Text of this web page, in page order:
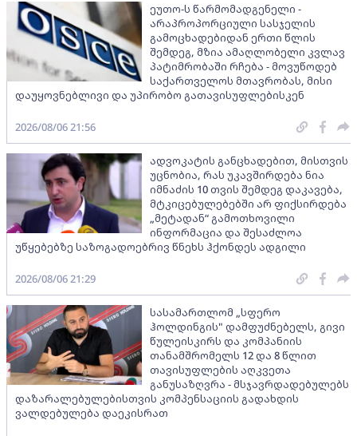
ეუთო-ს წარმომადგენელი -
არაპროპორციული სასჯელის
გამოცხადებიდან ერთი წლის
შემდეგ, მზია ამაღლობელი კვლავ
პატიმრობაში რჩება - მოვუწოდებ
საქართველოს მთავრობას, მისი
დაუყოვნებლივი და უპირობო გათავისუფლებისკენ
2026/08/06 21:56
ადვოკატის განცხადებით, მისთვის
უცნობია, რას უკავშირდება ნია
იმნაძის 10 თვის შემდეგ დაკავება,
მტკიცებულებებში არ ფიქსირდება
„მეტადან“ გამოთხოვილი
ინფორმაცია და შესაძლოა
უწყებებზე საზოგადოებრივ წნეხს ჰქონდეს ადგილი
2026/08/06 21:29
სასამართლომ „სფერო
ჰოლდინგის" დამფუძნებელს, გივი
წულეისკირს და კომპანიის
თანამშრომელს 12 და 8 წლით
თავისუფლების აღკვეთა
განუსაზღვრა - მსჯავრდადებულებს
დაზარალებულებისთვის კომპენსაციის გადახდის
ვალდებულება დაეკისრათ